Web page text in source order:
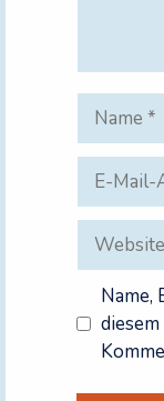
Name
Mail-
Adresse
Website
Name,